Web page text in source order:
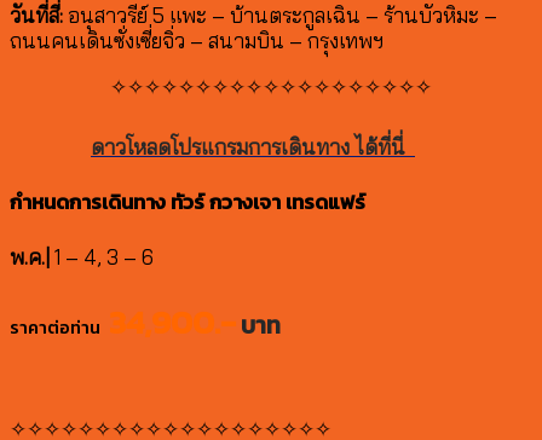
วันที่สี่: อนุสาวรีย์ 5 แพะ – บ้านตระกูลเฉิน – ร้านบัวหิมะ –
ถนนคนเดินซั่งเซี่ยจิ่ว – สนามบิน – กรุงเทพฯ
✧✧✧✧✧✧✧✧✧✧✧✧✧✧✧✧✧✧✧
ดาวโหลดโปรแกรมการเดินทาง ได้ที่นี่
กำหนดการเดินทาง ทัวร์ กวางเจา เทรดแฟร์
พ.ค.| 1 – 4, 3 – 6
ราคาต่อท่าน 34,900.-บาท
✧✧✧✧✧✧✧✧✧✧✧✧✧✧✧✧✧✧✧